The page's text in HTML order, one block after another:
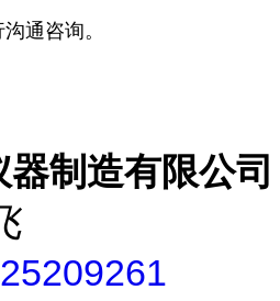
通咨询。
制造有限公司